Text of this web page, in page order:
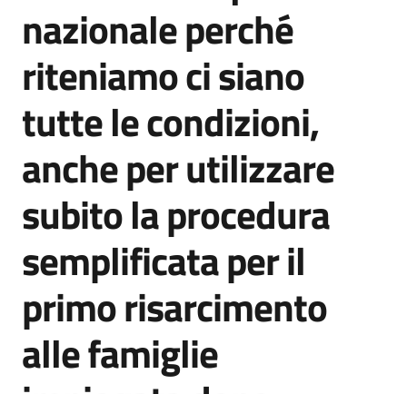
nazionale perché
riteniamo ci siano
tutte le condizioni,
anche per utilizzare
subito la procedura
semplificata per il
primo risarcimento
alle famiglie